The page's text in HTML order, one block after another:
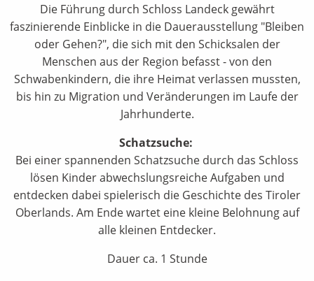
Die Führung durch Schloss Landeck gewährt
faszinierende Einblicke in die Dauerausstellung "Bleiben
oder Gehen?", die sich mit den Schicksalen der
Menschen aus der Region befasst - von den
Schwabenkindern, die ihre Heimat verlassen mussten,
bis hin zu Migration und Veränderungen im Laufe der
Jahrhunderte.
Schatzsuche:
Bei einer spannenden Schatzsuche durch das Schloss
lösen Kinder abwechslungsreiche Aufgaben und
entdecken dabei spielerisch die Geschichte des Tiroler
Oberlands. Am Ende wartet eine kleine Belohnung auf
alle kleinen Entdecker.
Dauer ca. 1 Stunde